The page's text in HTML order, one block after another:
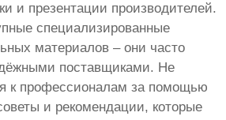
и презентации производителей.
специализированные
материалов – они часто
поставщиками. Не
к профессионалам за помощью
и рекомендации, которые